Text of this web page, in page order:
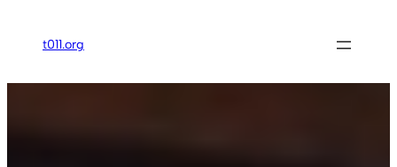
ス
t011.org